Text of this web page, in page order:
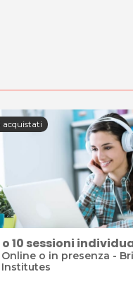
o online
acquistati
o 10 sessioni
Online o in presenza -
Institutes